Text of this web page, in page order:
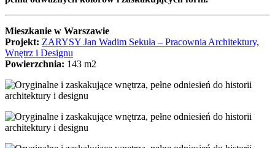
Mieszkanie w Warszawie
Projekt: ZARYSY Jan Wadim Sekuła – Pracownia Architektury,
Wnętrz i Designu
Powierzchnia: 143 m2